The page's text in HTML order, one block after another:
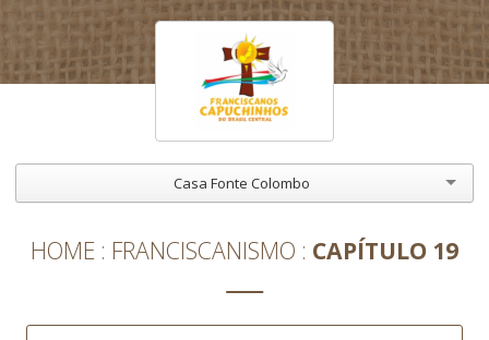
Casa Fonte Colombo
HOME FRANCISCANISMO CAPÍTULO 19